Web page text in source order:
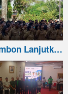
Lanjutk…